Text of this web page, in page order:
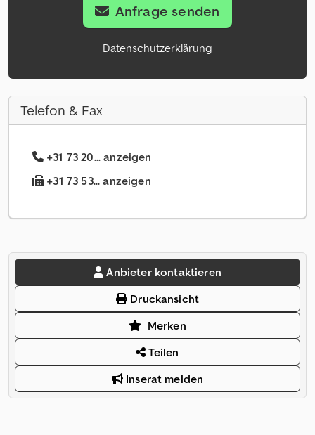
Anfrage senden
Datenschutzerklärung
Telefon & Fax
+31 73 20... anzeigen
+31 73 53... anzeigen
Anbieter kontaktieren
Druckansicht
Merken
Teilen
Inserat melden